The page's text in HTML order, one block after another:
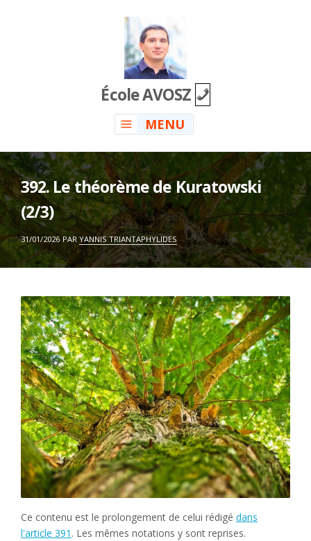
École AVOSZ
MENU
392. Le théorème de Kuratowski
(2/3)
ON
31/01/2026 PAR YANNIS TRIANTAPHYLIDES
Ce contenu est le prolongement de celui rédigé dans
l'article 391 . Les mêmes notations y sont reprises.